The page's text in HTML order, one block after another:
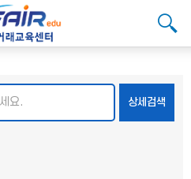
검색
상세검색